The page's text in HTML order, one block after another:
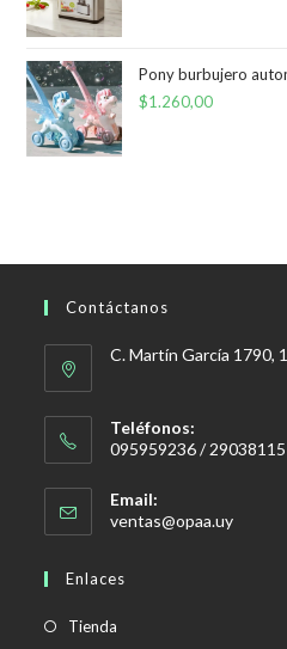
Pony burbujero
$1.260,00
Contáctanos
C. Martín García 1790,
Teléfonos:
095959236 / 29038115
Email:
ventas@opaa.uySe
Enlaces
Tienda